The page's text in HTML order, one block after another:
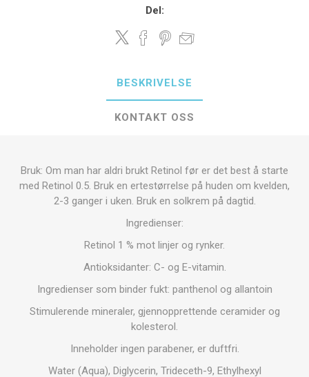
Del:
BESKRIVELSE
KONTAKT OSS
Bruk: Om man har aldri brukt Retinol før er det best å starte
med Retinol 0.5. Bruk en ertestørrelse på huden om kvelden,
2-3 ganger i uken. Bruk en solkrem på dagtid.
Ingredienser:
Retinol 1 % mot linjer og rynker.
Antioksidanter: C- og E-vitamin.
Ingredienser som binder fukt: panthenol og allantoin
Stimulerende mineraler, gjennopprettende ceramider og
kolesterol.
Inneholder ingen parabener, er duftfri.
Water (Aqua), Diglycerin, Trideceth-9, Ethylhexyl